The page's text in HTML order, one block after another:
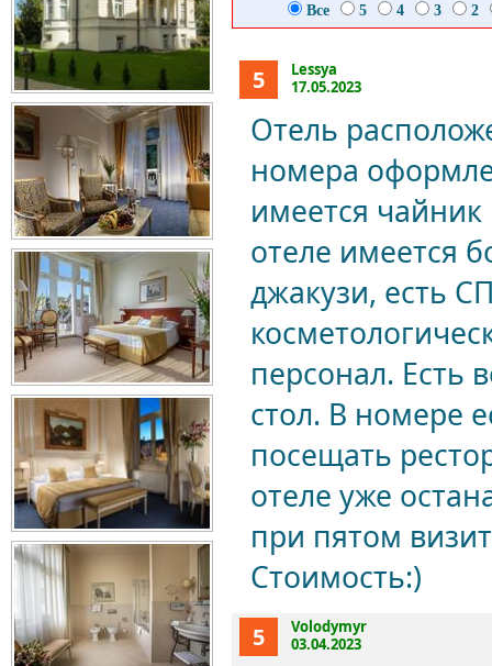
Все 5 4 3 2
5
Lessya
17.05.2023
Отель
номера
имеется
отеле имеется
джакузи, есть
персонал. Есть
стол. В номере
посещать
отеле уже
при пятом
Стоимость:)
5
Volodymyr
03.04.2023